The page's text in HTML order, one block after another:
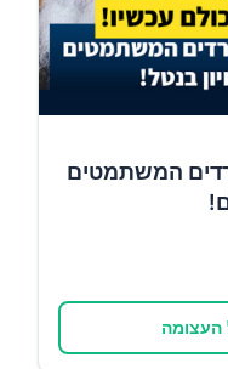
המשתמטים
העצומה